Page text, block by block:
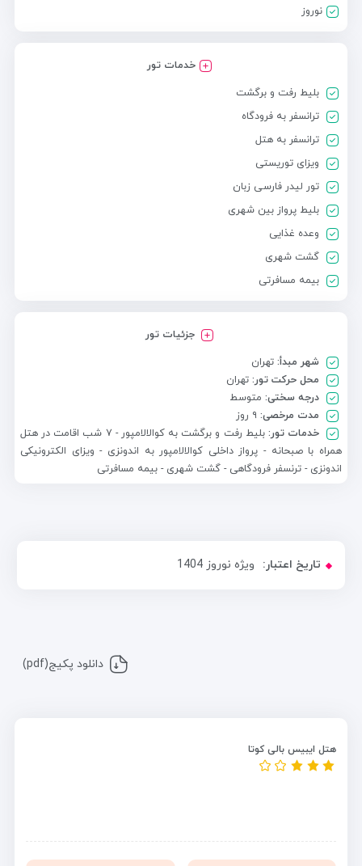
نوروز
خدمات تور
بلیط رفت و برگشت
ترانسفر به فرودگاه
ترانسفر به هتل
ویزای توریستی
تور لیدر فارسی زبان
بلیط پرواز بین شهری
وعده غذایی
گشت شهری
بیمه مسافرتی
جزئیات تور
شهر مبدأ: تهران
محل حرکت تور: تهران
درجه سختی: متوسط
مدت مرخصی: ۹ روز
خدمات تور:
بلیط رفت و برگشت به کوالالامپور - ۷ شب اقامت در هتل
همراه با صبحانه - پرواز داخلی کوالالامپور به اندونزی - ویزای الکترونیکی
اندونزی - ترنسفر فرودگاهی - گشت شهری - بیمه مسافرتی
تاریخ اعتبار: ویژه نوروز 1404
دانلود پکیج(pdf)
هتل ایبیس بالی کوتا